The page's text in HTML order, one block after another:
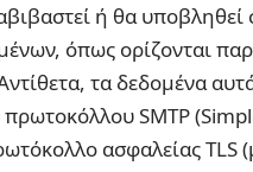
ή θα υποβληθεί
όπως ορίζονται
τα δεδομένα
SMTP
ασφαλείας TLS